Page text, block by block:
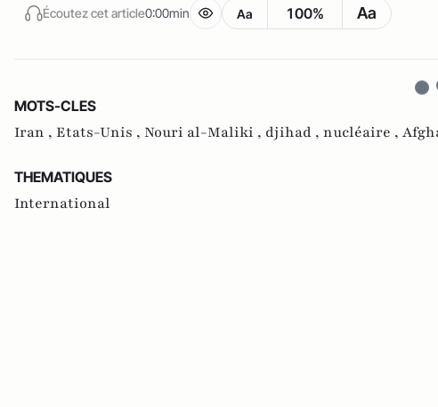
Écoutez cet article0:00min Aa 100% Aa
MOTS-CLES
Iran , Etats-Unis , Nouri al-Maliki , djihad , nucléaire ,
THEMATIQUES
International